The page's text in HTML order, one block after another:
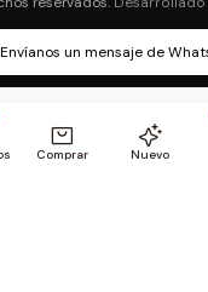
Comprar Nuevo
Envíanos un mensaje de